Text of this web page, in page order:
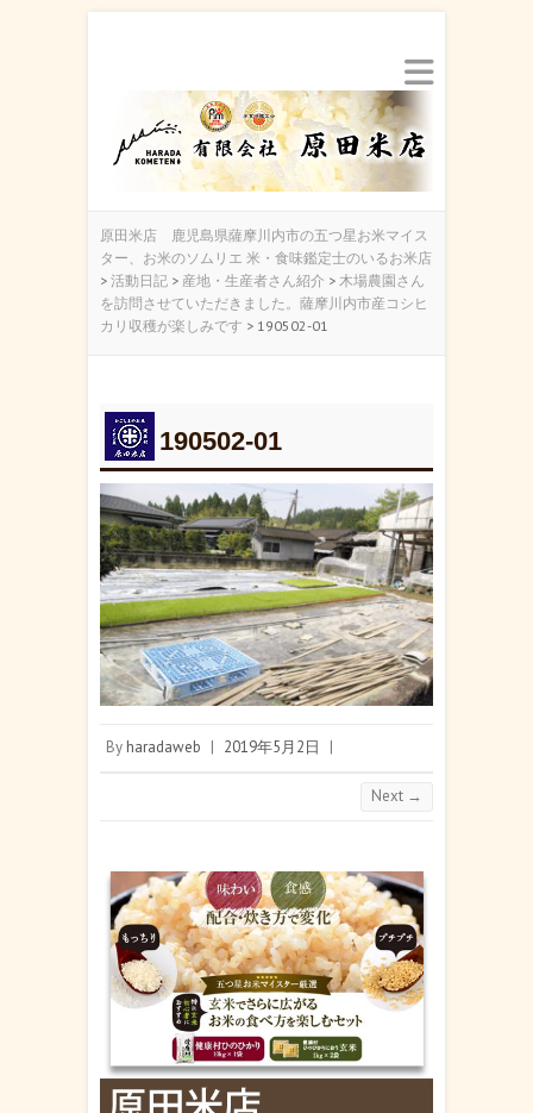
原田米店 鹿児島県薩摩川内市の五つ星お米マイス
ター、お米のソムリエ 米・食味鑑定士のいるお米店
> 活動日記 > 産地・生産者さん紹介 > 木場農園さん
を訪問させていただきました。薩摩川内市産コシヒ
カリ収穫が楽しみです > 190502-01
190502-01
By haradaweb | 2019年5月2日 |
Next →